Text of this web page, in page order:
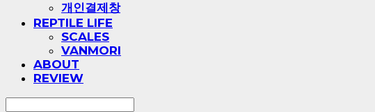
개인결제창
REPTILE LIFE
SCALES
VANMORI
ABOUT
REVIEW